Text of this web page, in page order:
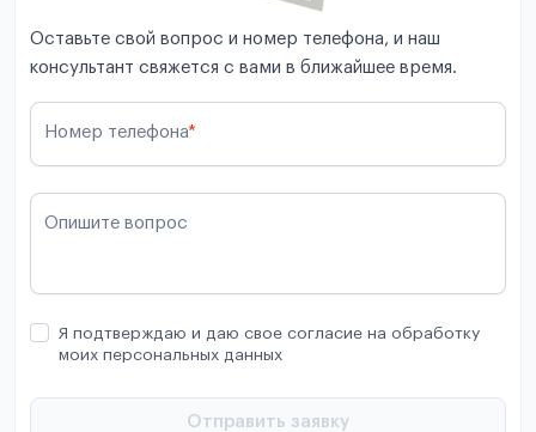
Оставьте свой вопрос и номер телефона, и наш
консультант свяжется с вами в ближайшее время.
Номер телефона*
Опишите вопрос
Я подтверждаю и даю свое согласие на обработку
моих персональных данных
Отправить заявку